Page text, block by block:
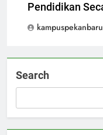
Pendidikan
kampuspekanbaru
Search